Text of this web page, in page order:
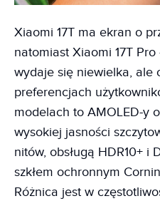
Xiaomi 17T ma ekran o
natomiast Xiaomi 17T
wydaje się niewielka, ale
preferencjach
modelach to AMOLED-y
wysokiej jasności
nitów, obsługą HDR10+ i
szkłem ochronnym
Różnica jest w